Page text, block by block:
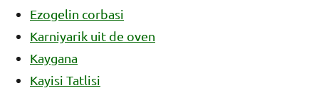
Ezogelin corbasi
Karniyarik uit de oven
Kaygana
Kayisi Tatlisi